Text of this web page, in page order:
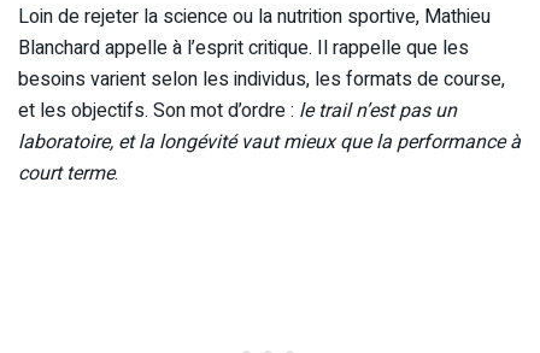
Loin de rejeter la science ou la nutrition sportive, Mathieu
Blanchard appelle à l’esprit critique. Il rappelle que les
besoins varient selon les individus, les formats de course,
et les objectifs. Son mot d’ordre : le trail n’est pas un
laboratoire, et la longévité vaut mieux que la performance à
court terme.